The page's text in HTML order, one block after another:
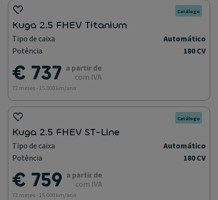
Catálogo
Kuga 2.5 FHEV Titanium
Tipo de caixa
Automático
Potência
180 CV
€ 737 a partir de
com IVA
72 meses - 15.000 km/ano
Catálogo
Kuga 2.5 FHEV ST-Line
Tipo de caixa
Automático
Potência
180 CV
€ 759 a partir de
com IVA
72 meses - 15.000 km/ano